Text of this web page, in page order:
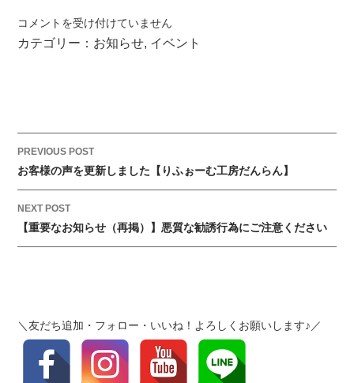
住
宅
0
2
3
ャ
ン
ま
り
コメントを受け付けていません
カテゴリー： お知らせ, イベント
P
o
s
t
n
a
a
PREVIOUS POST
お客様の声を更新しました【りふぉーむ工房だんらん】
NEXT POST
【重要なお知らせ（再掲）】悪質な勧誘行為にご注意ください
＼友だち追加・フォロー・いいね！よろしくお願いします♪／